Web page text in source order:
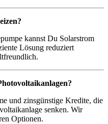
kannst Du Solarstrom
Lösung reduziert
und zinsgünstige Kredite, die
senken. Wir
Optionen.